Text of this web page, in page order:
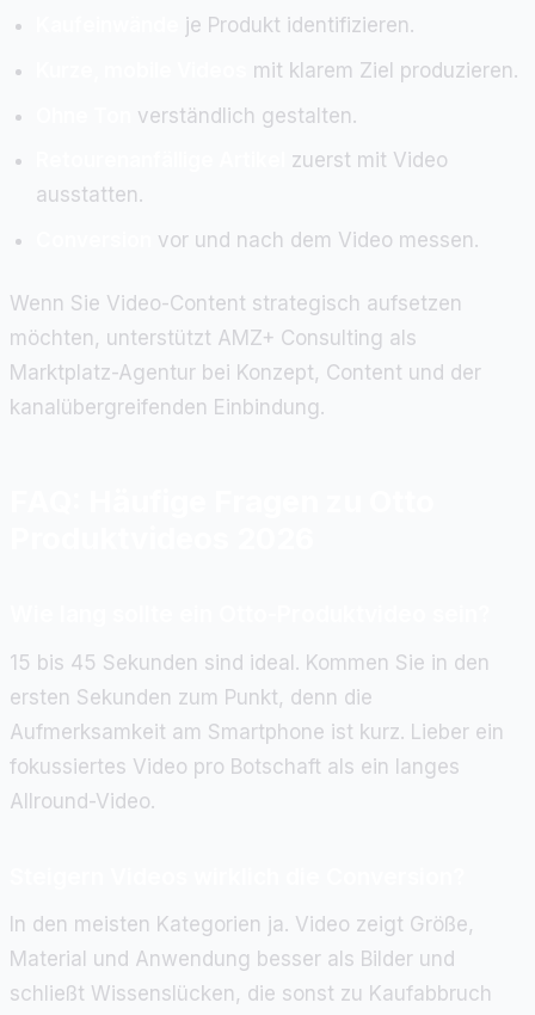
je Produkt identifizieren.
mit klarem Ziel produzieren.
verständlich gestalten.
zuerst mit Video
ausstatten.
vor und nach dem Video messen.
Wenn Sie Video-Content strategisch aufsetzen
möchten, unterstützt AMZ+ Consulting als
Marktplatz-Agentur bei Konzept, Content und der
kanalübergreifenden Einbindung.
15 bis 45 Sekunden sind ideal. Kommen Sie in den
ersten Sekunden zum Punkt, denn die
Aufmerksamkeit am Smartphone ist kurz. Lieber ein
fokussiertes Video pro Botschaft als ein langes
Allround-Video.
In den meisten Kategorien ja. Video zeigt Größe,
Material und Anwendung besser als Bilder und
schließt Wissenslücken, die sonst zu Kaufabbruch